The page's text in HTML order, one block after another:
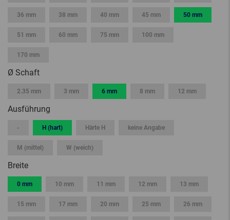
36 mm 38 mm 40 mm 45 mm 50 mm
51 mm 60 mm 75 mm 100 mm
170 mm
Ø Schaft
2.35 mm 3 mm 6 mm 8 mm 12 mm
Ausführung
- H (hart) Härte H keine Angabe
M (mittel) W (weich)
Breite
0 mm 10 mm 11 mm 12 mm 13 mm
15 mm 17 mm 20 mm 25 mm 26 mm